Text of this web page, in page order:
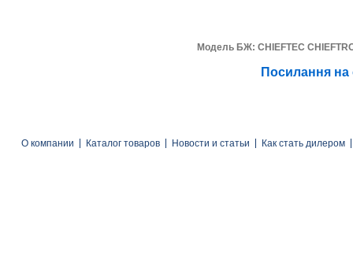
Модель БЖ: CHIEFTEC
Посилання
О компании Каталог товаров Новости и статьи Как стать дилером